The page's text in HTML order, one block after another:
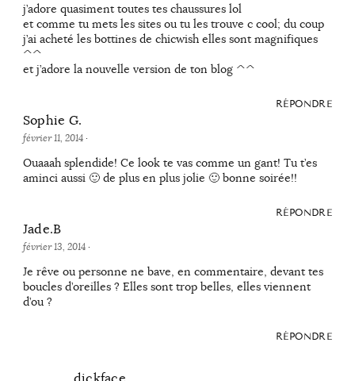
j’adore quasiment toutes tes chaussures lol
et comme tu mets les sites ou tu les trouve c cool; du coup
j’ai acheté les bottines de chicwish elles sont magnifiques
^^
et j’adore la nouvelle version de ton blog ^^
RÉPONDRE
Sophie G.
février 11, 2014·
Ouaaah splendide! Ce look te vas comme un gant! Tu t’es
aminci aussi 🙂 de plus en plus jolie 🙂 bonne soirée!!
RÉPONDRE
Jade.B
février 13, 2014·
Je rêve ou personne ne bave, en commentaire, devant tes
boucles d’oreilles ? Elles sont trop belles, elles viennent
d’ou ?
RÉPONDRE